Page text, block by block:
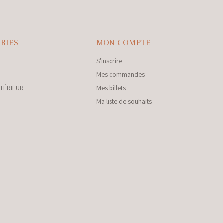
MON COMPTE
S'inscrire
Mes commandes
Mes billets
Ma liste de souhaits